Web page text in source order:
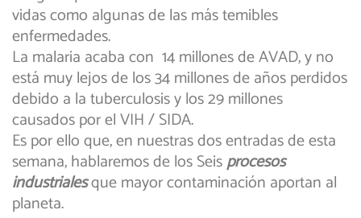
vidas como algunas de las más temibles
enfermedades.
La malaria acaba con 14 millones de AVAD, y no
está muy lejos de los 34 millones de años perdidos
debido a la tuberculosis y los 29 millones
causados por el VIH / SIDA.
Es por ello que, en nuestras dos entradas de esta
semana, hablaremos de los Seisprocesos
industrialesque mayor contaminación aportan al
planeta.